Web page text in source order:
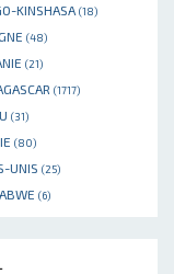
KINSHASA (18)
(48)
(21)
(1717)
(31)
(80)
UNIS (25)
(6)